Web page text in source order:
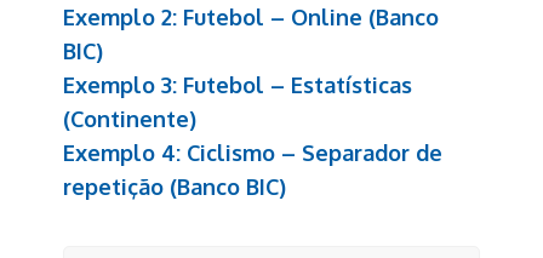
Exemplo 2: Futebol – Online (Banco
BIC)
Exemplo 3: Futebol – Estatísticas
(Continente)
Exemplo 4: Ciclismo – Separador de
repetição (Banco BIC)